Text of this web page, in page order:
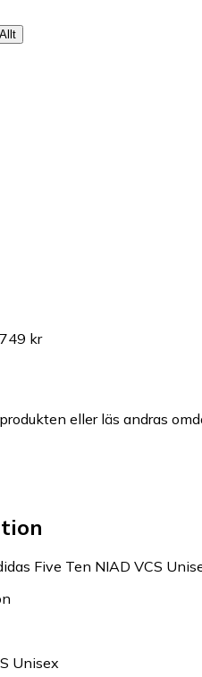
Allt
kr
eller läs andras
Five Ten NIAD VCS
Unisex